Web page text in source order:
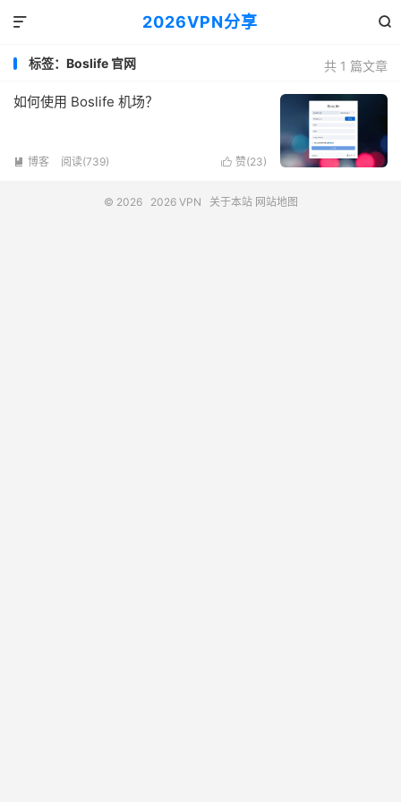
2026VPN分享 

共 1 篇文章
标签：Boslife 官网
如何使用 Boslife 机场？
 赞(23)
 博客 阅读(739)
© 2026 2026 VPN 关于本站 网站地图